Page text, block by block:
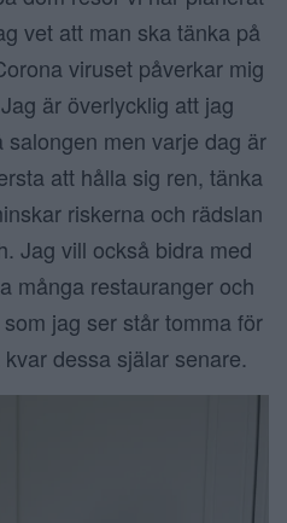
vet att man ska tänka på
viruset påverkar mig
är överlycklig att jag
men varje dag är
att hålla sig ren, tänka
riskerna och rädslan
Jag vill också bidra med
många restauranger och
jag ser står tomma för
dessa själar senare.